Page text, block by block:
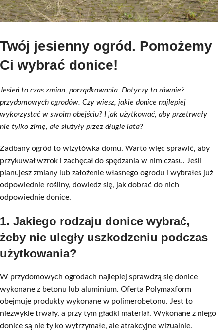
Twój jesienny ogród. Pomożemy
Ci wybrać donice!
Jesień to czas zmian, porządkowania. Dotyczy to również
przydomowych ogrodów. Czy wiesz, jakie donice najlepiej
wykorzystać w swoim obejściu? I jak użytkować, aby przetrwały
nie tylko zimę, ale służyły przez długie lata?
Zadbany ogród to wizytówka domu. Warto więc sprawić, aby
przykuwał wzrok i zachęcał do spędzania w nim czasu. Jeśli
planujesz zmiany lub założenie własnego ogrodu i wybrałeś już
odpowiednie rośliny, dowiedz się, jak dobrać do nich
odpowiednie donice.
1. Jakiego rodzaju donice wybrać,
żeby nie uległy uszkodzeniu podczas
użytkowania?
W przydomowych ogrodach najlepiej sprawdzą się donice
wykonane z betonu lub aluminium. Oferta Polymaxform
obejmuje produkty wykonane w polimerobetonu. Jest to
niezwykle trwały, a przy tym gładki materiał. Wykonane z niego
donice są nie tylko wytrzymałe, ale atrakcyjne wizualnie.